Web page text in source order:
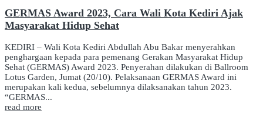
GERMAS Award 2023, Cara Wali Kota Kediri Ajak
Masyarakat Hidup Sehat
KEDIRI – Wali Kota Kediri Abdullah Abu Bakar menyerahkan
penghargaan kepada para pemenang Gerakan Masyarakat Hidup
Sehat (GERMAS) Award 2023. Penyerahan dilakukan di Ballroom
Lotus Garden, Jumat (20/10). Pelaksanaan GERMAS Award ini
merupakan kali kedua, sebelumnya dilaksanakan tahun 2023.
“GERMAS...
read more